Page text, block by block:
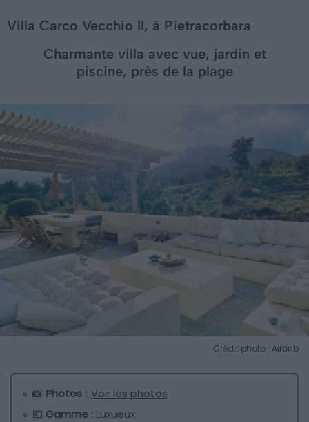
Villa Carco Vecchio II, à Pietracorbara
Charmante villa avec vue, jardin et
piscine, près de la plage
Crédit photo : Airbnb
📸 Photos : Voir les photos
💶 Gamme : Luxueux